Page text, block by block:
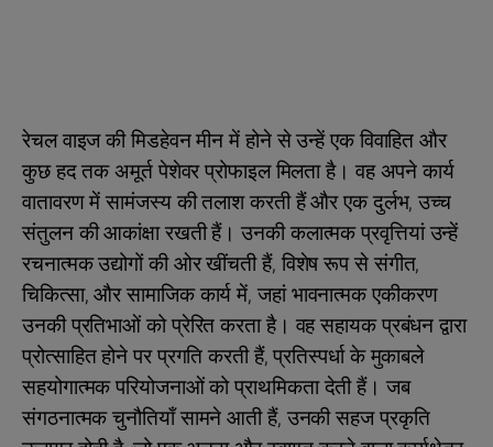
रेचल वाइज की मिडहेवन मीन में होने से उन्हें एक विवाहित और
कुछ हद तक अमूर्त पेशेवर प्रोफाइल मिलता है। वह अपने कार्य
वातावरण में सामंजस्य की तलाश करती हैं और एक दुर्लभ, उच्च
संतुलन की आकांक्षा रखती हैं। उनकी कलात्मक प्रवृत्तियां उन्हें
रचनात्मक उद्योगों की ओर खींचती हैं, विशेष रूप से संगीत,
चिकित्सा, और सामाजिक कार्य में, जहां भावनात्मक एकीकरण
उनकी प्रतिभाओं को प्रेरित करता है। वह सहायक प्रबंधन द्वारा
प्रोत्साहित होने पर प्रगति करती हैं, प्रतिस्पर्धा के मुकाबले
सहयोगात्मक परियोजनाओं को प्राथमिकता देती हैं। जब
संगठनात्मक चुनौतियाँ सामने आती हैं, उनकी सहज प्रकृति